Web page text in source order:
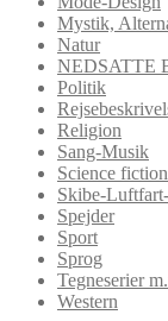
Mystik,
Natur
NEDSATTE
Politik
Religion
Sang-Musik
Science
Skibe-
Spejder
Sport
Sprog
Tegneserier
Western